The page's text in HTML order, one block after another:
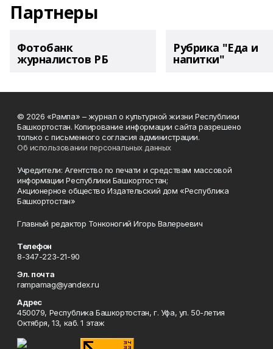
Партнеры
Фотобанк
журналистов РБ
Рубрика "Еда и
напитки"
© 2026 «Рампа» – журнал о культурной жизни Республики
Башкортостан. Копирование информации сайта разрешено
только с письменного согласия администрации.
Об использовании персональных данных
Учредители: Агентство по печати и средствам массовой
информации Республики Башкортостан;
Акционерное общество Издательский дом «Республика
Башкортостан»
Главный редактор Тонконогий Игорь Валерьевич
Телефон
8-347-223-21-90
Эл. почта
rampamag@yandex.ru
Адрес
450079, Республика Башкортостан, г. Уфа, ул. 50-летия
Октября, 13, каб. 1 этаж